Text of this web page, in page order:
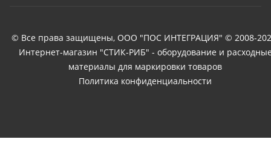
© Все права защищены, ООО "ПОС ИНТЕГРАЦИЯ" © 2008-
Интернет-магазин "СТИК-РИБ" - оборудование и
материалы для маркировки товаров
Политика конфиденциальности